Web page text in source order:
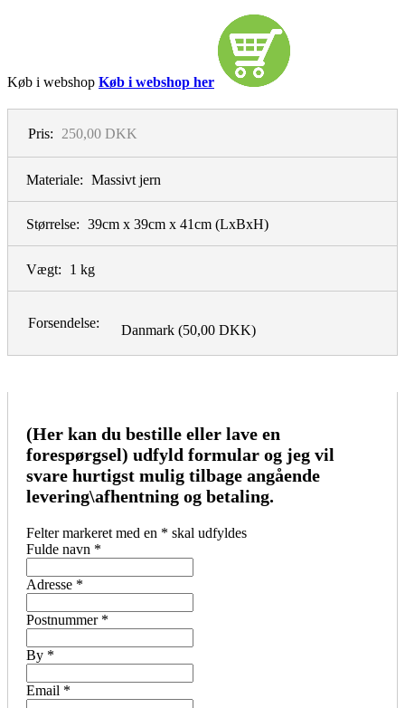
Køb i webshop Køb i webshop her
Pris: 250,00 DKK
Materiale: Massivt jern
Størrelse: 39cm x 39cm x 41cm (LxBxH)
Vægt: 1 kg
Forsendelse: Danmark (50,00 DKK)
(Her kan du bestille eller lave en
forespørgsel) udfyld formular og jeg vil
svare hurtigst mulig tilbage angående
levering\afhentning og betaling.
Felter markeret med en * skal udfyldes
Fulde navn *
Adresse *
Postnummer *
By *
Email *